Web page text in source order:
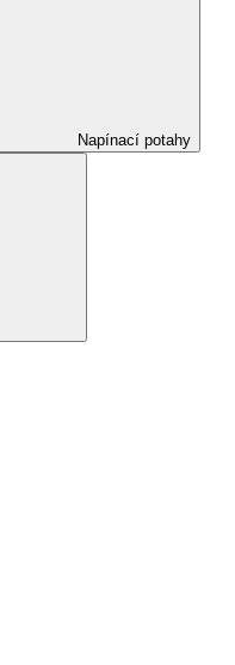
Napínací potahy